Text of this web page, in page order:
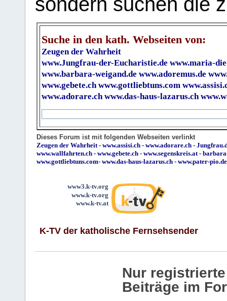
Suche in den kath. Webseiten von:
Zeugen der Wahrheit
www.Jungfrau-der-Eucharistie.de www.maria-
www.barbara-weigand.de www.adoremus.de
www.gebete.ch www.gottliebtuns.com
www.adorare.ch www.das-haus-lazarus.ch
Dieses Forum ist mit folgenden Webseiten verlinkt
Zeugen der Wahrheit- www.assisi.ch - www.adorare.ch -
www.wallfahrten.ch - www.gebete.ch - www.segenskreis.at-
www.gottliebtuns.com- www.das-haus-lazarus.ch - www.pater-pio.de
www3.k-tv.org
www.k-tv.org
www.k-tv.at
K-TV der katholische Fernsehsender
Nur
Beiträge im